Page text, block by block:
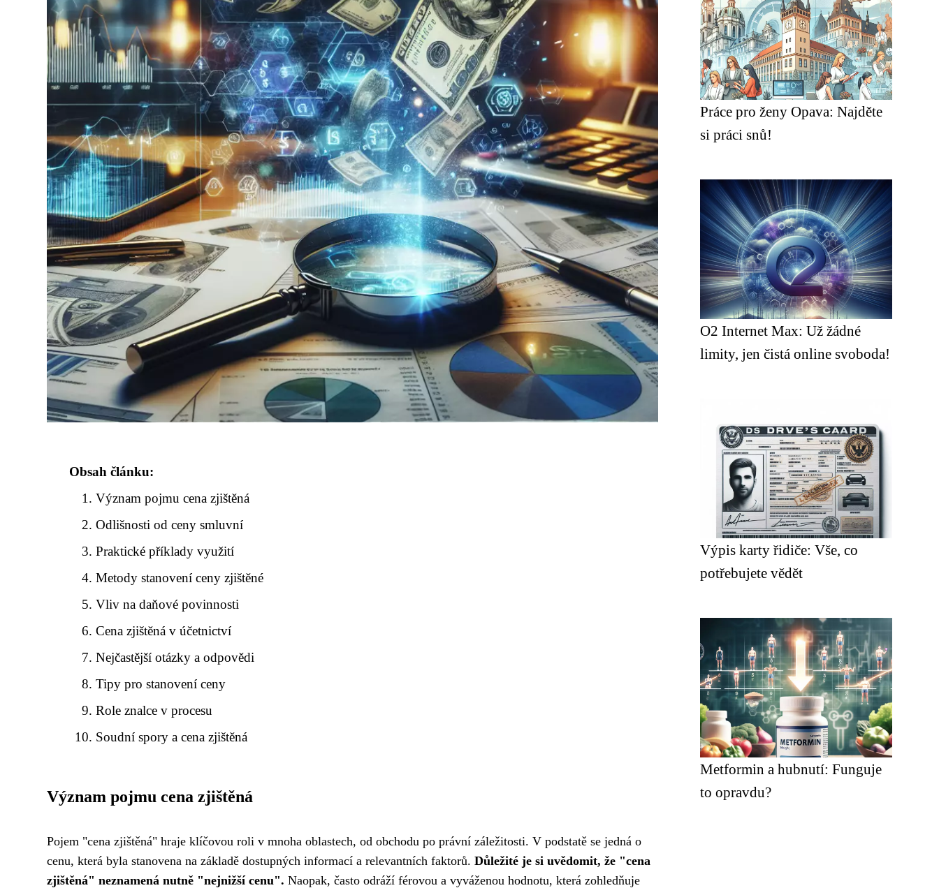
Obsah článku:
Význam pojmu cena zjištěná
Odlišnosti od ceny smluvní
Praktické příklady využití
Metody stanovení ceny zjištěné
Vliv na daňové povinnosti
Cena zjištěná v účetnictví
Nejčastější otázky a odpovědi
Tipy pro stanovení ceny
Role znalce v procesu
Soudní spory a cena zjištěná
Význam pojmu cena zjištěná
Pojem "cena zjištěná" hraje klíčovou roli v mnoha oblastech, od obchodu po právní záležitosti. V podstatě se jedná o
cenu, která byla stanovena na základě dostupných informací a relevantních faktorů. Důležité je si uvědomit, že "cena
zjištěná" neznamená nutně "nejnižší cenu". Naopak, často odráží férovou a vyváženou hodnotu, která zohledňuje
Práce pro ženy Opava: Najděte
si práci snů!
O2 Internet Max: Už žádné
limity, jen čistá online svoboda!
Výpis karty řidiče: Vše, co
potřebujete vědět
Metformin a hubnutí: Funguje
to opravdu?